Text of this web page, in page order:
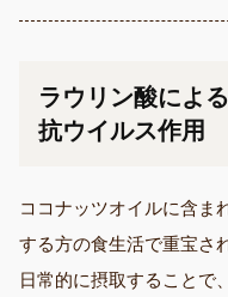
ラウリン酸によ
抗ウイルス作用
ココナッツオイルに含ま
する方の食生活で重宝さ
日常的に摂取することで